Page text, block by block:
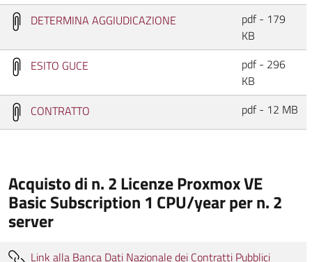
DETERMINA AGGIUDICAZIONE
pdf - 179
KB
ESITO GUCE
pdf - 296
KB
CONTRATTO
pdf - 12 MB
Acquisto di n. 2 Licenze Proxmox VE
Basic Subscription 1 CPU/year per n. 2
server
Link alla Banca Dati Nazionale dei Contratti Pubblici